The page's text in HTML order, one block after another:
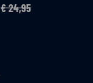
Price reduced from
€ 24,95